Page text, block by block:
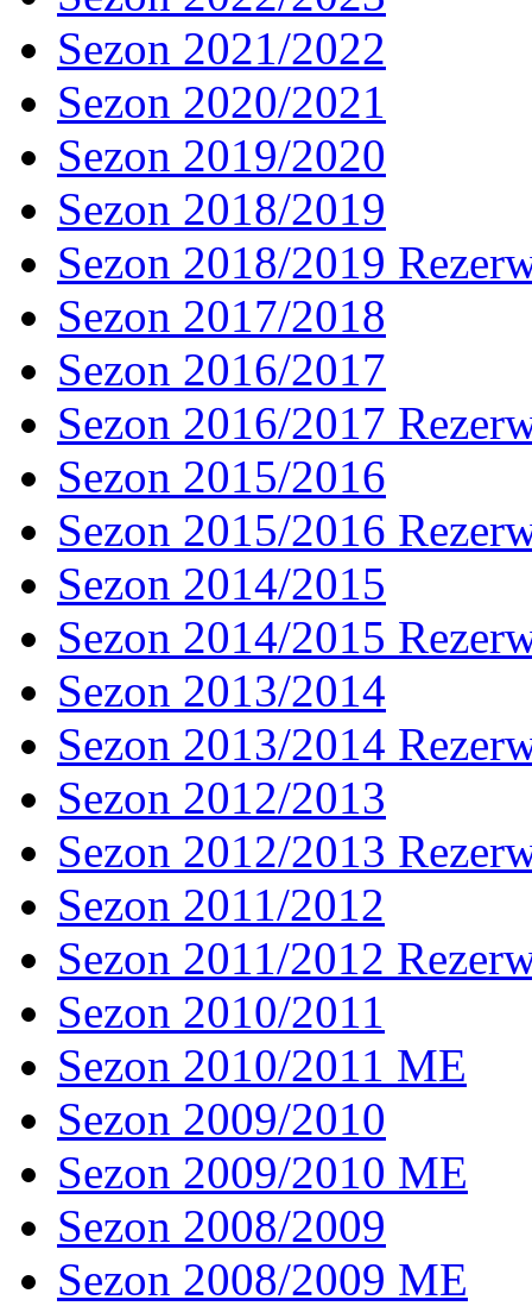
Sezon 2021/2022
Sezon 2020/2021
Sezon 2019/2020
Sezon 2018/2019
Sezon 2018/2019
Sezon 2017/2018
Sezon 2016/2017
Sezon 2016/2017
Sezon 2015/2016
Sezon 2015/2016
Sezon 2014/2015
Sezon 2014/2015
Sezon 2013/2014
Sezon 2013/2014
Sezon 2012/2013
Sezon 2012/2013
Sezon 2011/2012
Sezon 2011/2012
Sezon 2010/2011
Sezon 2010/2011 ME
Sezon 2009/2010
Sezon 2009/2010 ME
Sezon 2008/2009
Sezon 2008/2009 ME